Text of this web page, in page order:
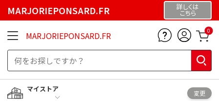
MARJORIEPONSARD.FR 詳しくは
こちら
MARJORIEPONSARD.FR 0
マイストア
変更